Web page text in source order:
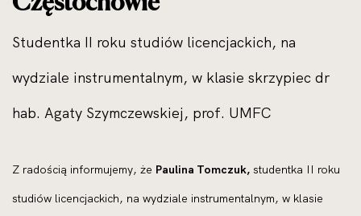
Studentka II roku studiów licencjackich, na
wydziale instrumentalnym, w klasie skrzypiec dr
hab. Agaty Szymczewskiej, prof. UMFC
Z radością informujemy, że Paulina Tomczuk, studentka II roku
studiów licencjackich, na wydziale instrumentalnym, w klasie